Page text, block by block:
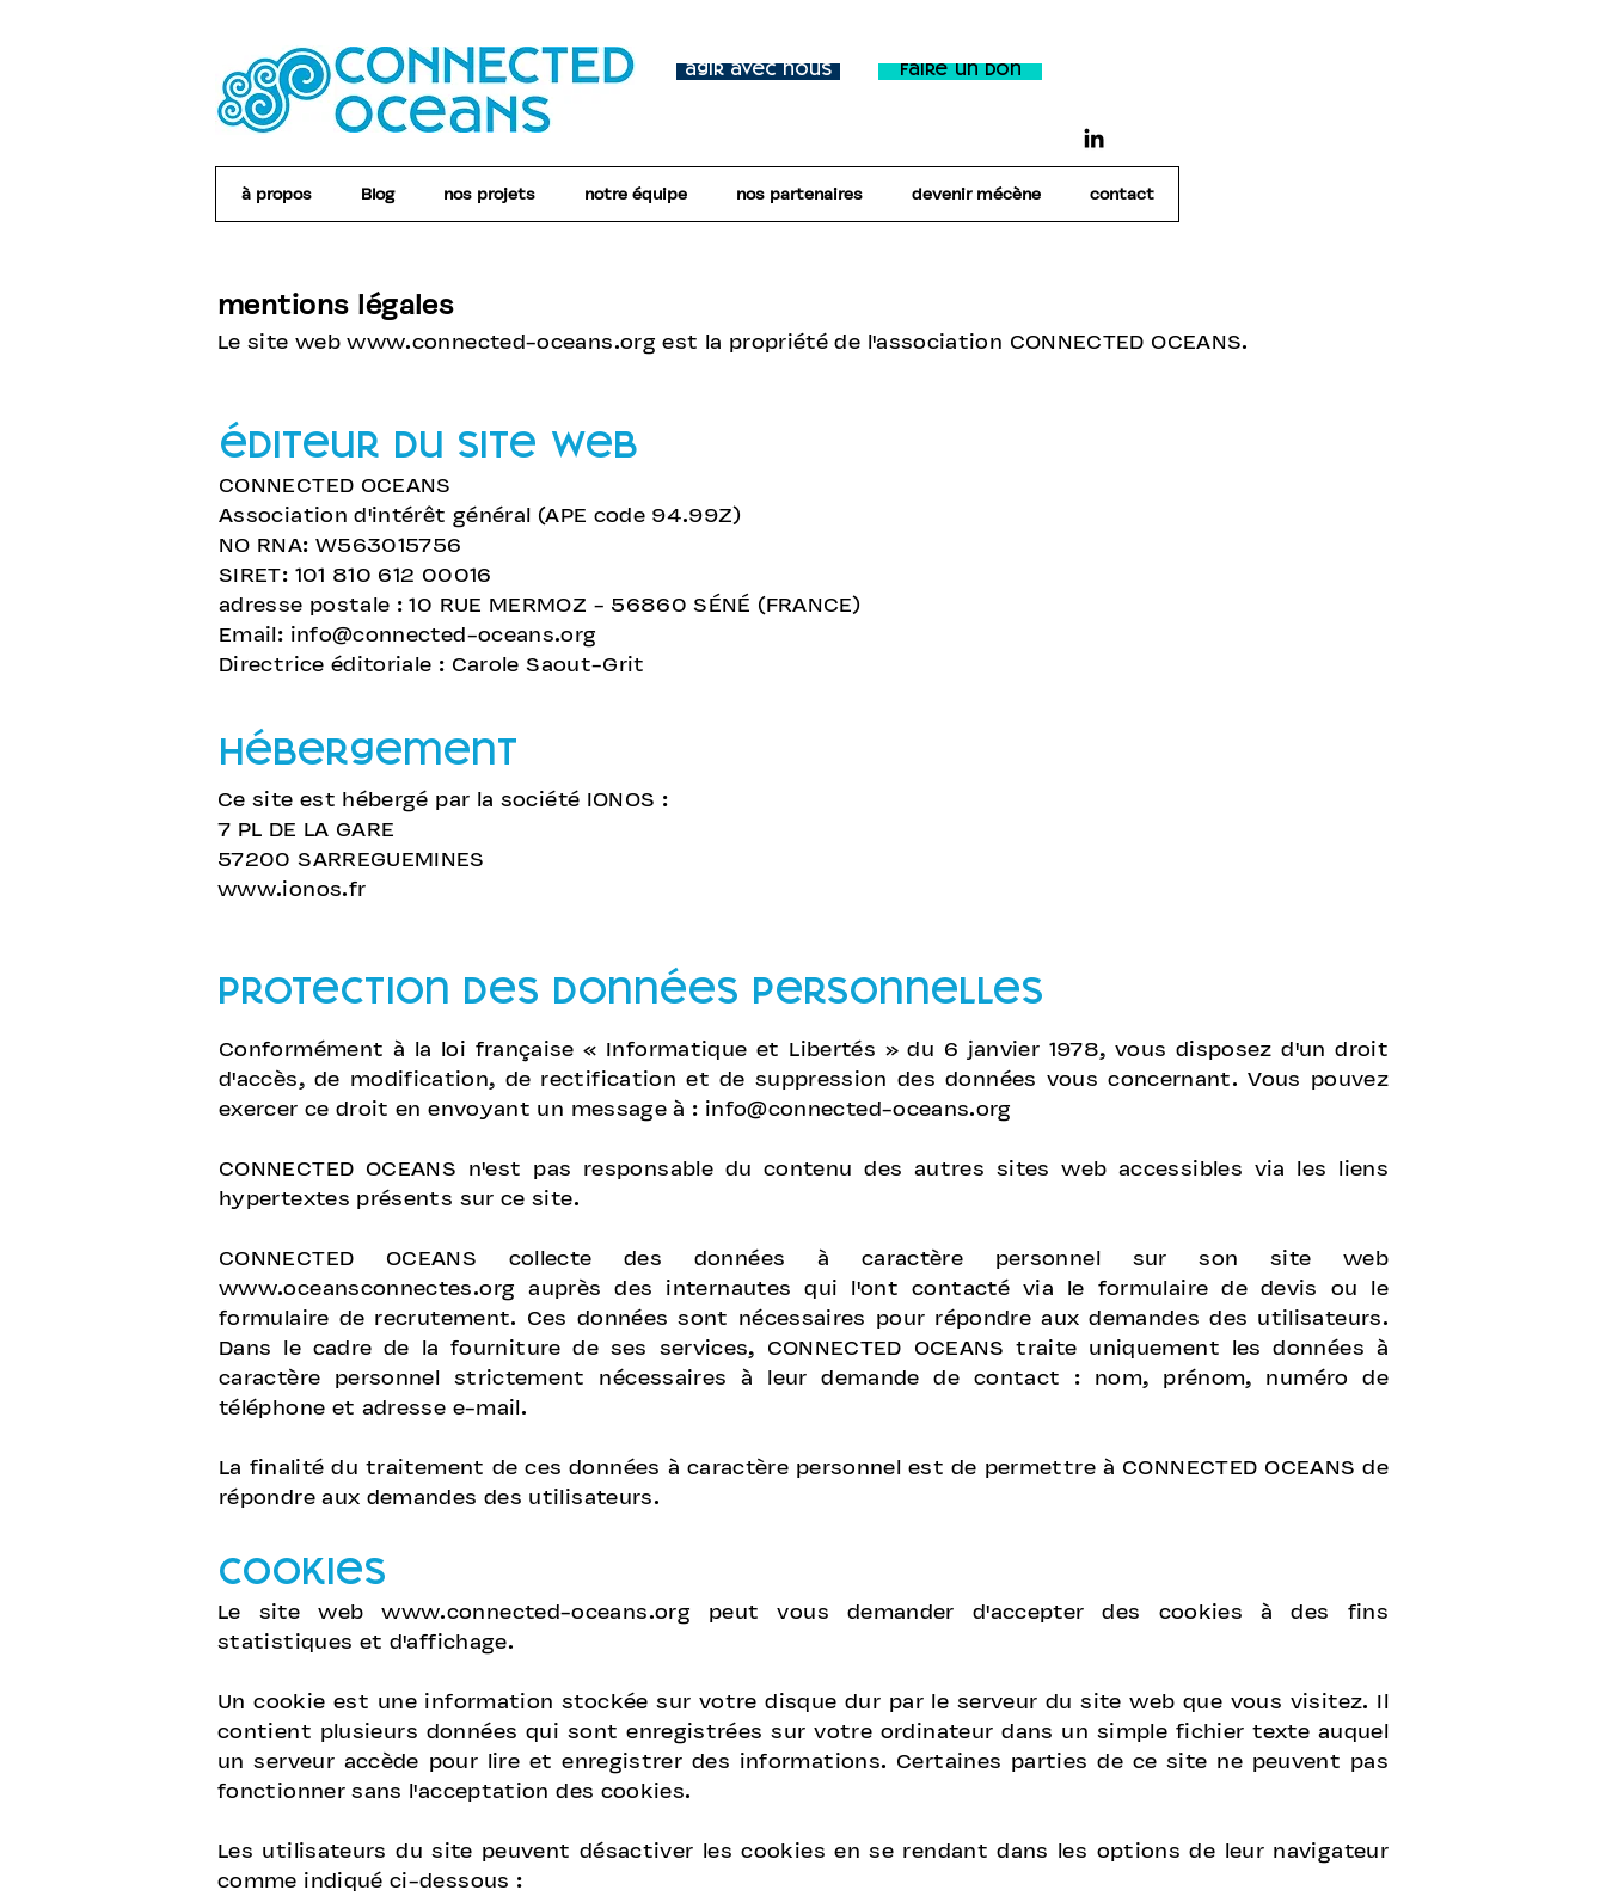
agir avec nous faire un don
à propos Blog nos projets notre équipe nos partenaires devenir mécène contact
mentions légales
Le site webwww.connected-oceans.org est la propriété de l'association CONNECTED OCEANS.
éditeur du site web
​​CONNECTED OCEANS
Association d'intérêt général (APE code 94.99Z)
NO RNA: W563015756
SIRET: 101 810 612 00016
adresse postale : 10 RUE MERMOZ - 56860 SÉNÉ (FRANCE)
Email: info@connected-oceans.org
Directrice éditoriale : Carole Saout-Grit​
hébergement
Ce site est hébergé par la société IONOS :
7 PL DE LA GARE
57200 SARREGUEMINES
www.ionos.fr
protection des données personnelles
Conformément à la loi française « Informatique et Libertés » du 6 janvier 1978, vous disposez d'un droit
d'accès, de modification, de rectification et de suppression des données vous concernant. Vous pouvez
exercer ce droit en envoyant un message à : info@connected-oceans.org
CONNECTED OCEANS n'est pas responsable du contenu des autres sites web accessibles via les liens
hypertextes présents sur ce site.
CONNECTED OCEANS collecte des données à caractère personnel sur son site web
www.oceansconnectes.org auprès des internautes qui l'ont contacté via le formulaire de devis ou le
formulaire de recrutement. Ces données sont nécessaires pour répondre aux demandes des utilisateurs.
Dans le cadre de la fourniture de ses services, CONNECTED OCEANS traite uniquement les données à
caractère personnel strictement nécessaires à leur demande de contact : nom, prénom, numéro de
téléphone et adresse e-mail.
La finalité du traitement de ces données à caractère personnel est de permettre à CONNECTED OCEANS de
répondre aux demandes des utilisateurs.
Cookies
Le site webwww.connected-oceans.org peut vous demander d'accepter des cookies à des fins
statistiques et d'affichage.
Un cookie est une information stockée sur votre disque dur par le serveur du site web que vous visitez. Il
contient plusieurs données qui sont enregistrées sur votre ordinateur dans un simple fichier texte auquel
un serveur accède pour lire et enregistrer des informations. Certaines parties de ce site ne peuvent pas
fonctionner sans l'acceptation des cookies.
Les utilisateurs du site peuvent désactiver les cookies en se rendant dans les options de leur navigateur
comme indiqué ci-dessous :